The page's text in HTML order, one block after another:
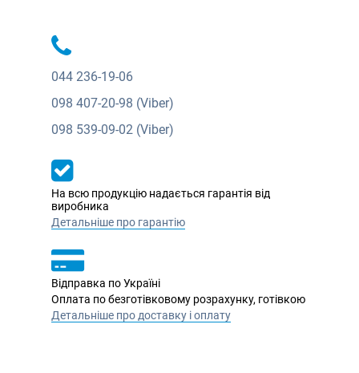
044 236-19-06
098 407-20-98 (Viber)
098 539-09-02 (Viber)
На всю продукцію надається гарантія від
виробника
Детальніше про гарантію
Відправка по Україні
Оплата по безготівковому розрахунку, готівкою
Детальніше про доставку і оплату